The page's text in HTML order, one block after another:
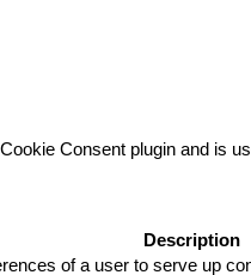
Consent plugin and is
Description
of a user to serve up